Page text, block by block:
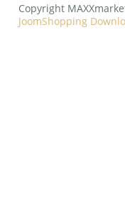
Copyright
JoomShopping